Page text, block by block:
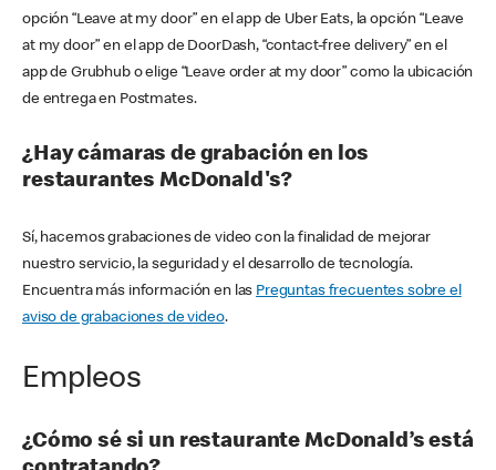
opción “Leave at my door” en el app de Uber Eats, la opción “Leave
at my door” en el app de DoorDash, “contact-free delivery” en el
app de Grubhub o elige “Leave order at my door” como la ubicación
de entrega en Postmates.
¿Hay cámaras de grabación en los
restaurantes McDonald's?
Sí, hacemos grabaciones de video con la finalidad de mejorar
nuestro servicio, la seguridad y el desarrollo de tecnología.
Encuentra más información en las Preguntas frecuentes sobre el
aviso de grabaciones de video.
Empleos
¿Cómo sé si un restaurante McDonald’s está